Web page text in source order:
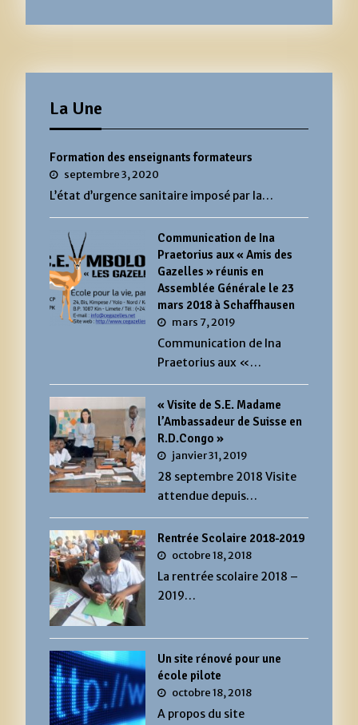
La Une
Formation des enseignants formateurs
septembre 3, 2020
L’état d’urgence sanitaire imposé par la…
Communication de Ina
Praetorius aux « Amis des
Gazelles » réunis en
Assemblée Générale le 23
mars 2018 à Schaffhausen
mars 7, 2019
Communication de Ina
Praetorius aux «…
« Visite de S.E. Madame
l’Ambassadeur de Suisse en
R.D.Congo »
janvier 31, 2019
28 septembre 2018 Visite
attendue depuis…
Rentrée Scolaire 2018-2019
octobre 18, 2018
La rentrée scolaire 2018 –
2019…
Un site rénové pour une
école pilote
octobre 18, 2018
A propos du site